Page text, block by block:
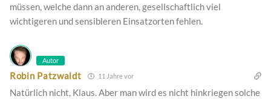
müssen, welche dann an anderen, gesellschaftlich viel
wichtigeren und sensibleren Einsatzorten fehlen.
Autor
Robin Patzwaldt 11 Jahre vor
Natürlich nicht, Klaus. Aber man wird es nicht hinkriegen solche